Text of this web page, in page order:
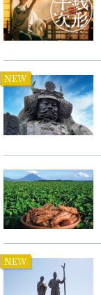
NEW
NEW